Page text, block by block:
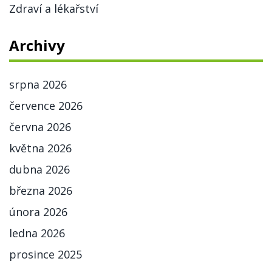
Zdraví a lékařství
Archivy
srpna 2026
července 2026
června 2026
května 2026
dubna 2026
března 2026
února 2026
ledna 2026
prosince 2025